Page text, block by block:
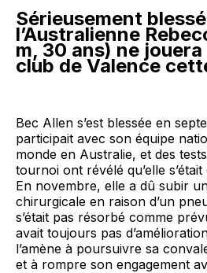
Sérieusement
l’Australienne
m, 30 ans) ne
club de Valence
Bec Allen s’est blessée en
participait avec son équipe
monde en Australie, et des
tournoi ont révélé qu’elle
En novembre, elle a dû subir
chirurgicale en raison d’un
s’était pas résorbé comme
avait toujours pas
l’amène à poursuivre sa
et à rompre son engagement